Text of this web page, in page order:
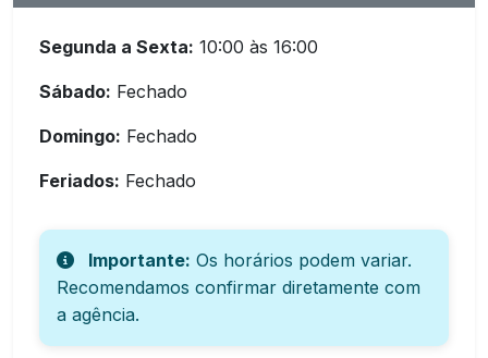
Segunda a Sexta: 10:00 às 16:00
Sábado: Fechado
Domingo: Fechado
Feriados: Fechado
Importante: Os horários podem variar.
Recomendamos confirmar diretamente com
a agência.